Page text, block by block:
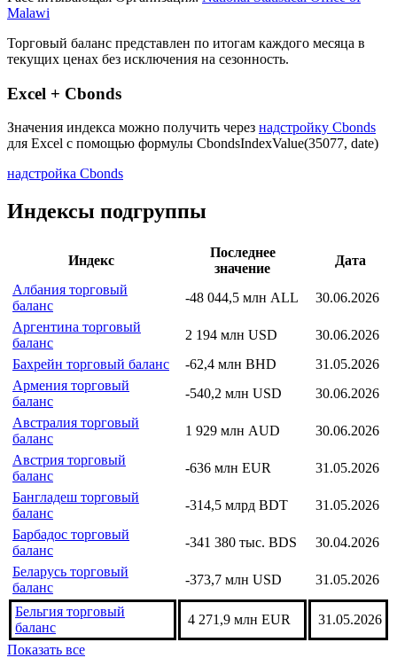
Страна: Малави
Рассчитывающая Организация: National Statistical Office of
Торговый баланс представлен по итогам каждого месяца в
текущих ценах без исключения на сезонность.
Excel + Cbonds
для Excel с помощью формулы
Индексы подгруппы
Индекс
значение
Албания торговый
баланс
-48 044,5 млн ALL
30.06.2026
Аргентина торговый
баланс
2 194 млн USD
30.06.2026
Бахрейн торговый баланс
-62,4 млн BHD
31.05.2026
Армения торговый
баланс
Австралия торговый
баланс
Австрия торговый
баланс
Бангладеш торговый
баланс
Барбадос торговый
баланс
-341 380 тыс. BDS
30.04.2026
Беларусь торговый
баланс
-373,7 млн USD 31.05.2026